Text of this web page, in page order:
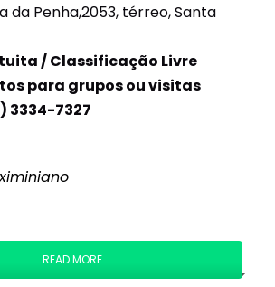
da Penha,2053, térreo, Santa
/ Classificação Livre
para grupos ou visitas
3334-7327
READ MORE